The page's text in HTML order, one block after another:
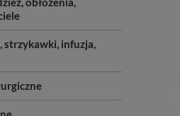
strzykawki, infuzja,